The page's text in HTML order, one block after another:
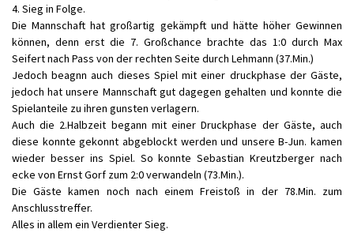
4. Sieg in Folge.
Die Mannschaft hat großartig gekämpft und hätte höher Gewinnen
können, denn erst die 7. Großchance brachte das 1:0 durch Max
Seifert nach Pass von der rechten Seite durch Lehmann (37.Min.)
Jedoch beagnn auch dieses Spiel mit einer druckphase der Gäste,
jedoch hat unsere Mannschaft gut dagegen gehalten und konnte die
Spielanteile zu ihren gunsten verlagern.
Auch die 2.Halbzeit begann mit einer Druckphase der Gäste, auch
diese konnte gekonnt abgeblockt werden und unsere B-Jun. kamen
wieder besser ins Spiel. So konnte Sebastian Kreutzberger nach
ecke von Ernst Gorf zum 2:0 verwandeln (73.Min.).
Die Gäste kamen noch nach einem Freistoß in der 78.Min. zum
Anschlusstreffer.
Alles in allem ein Verdienter Sieg.